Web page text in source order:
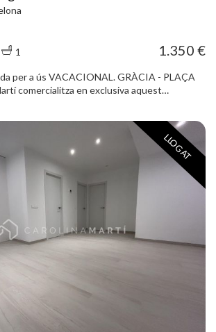
1 1.350 €
VACACIONAL. GRÀCIA - PLAÇA
amb armari encastat i ampli bany amb
finestres tipus climalit.
LLOGAT